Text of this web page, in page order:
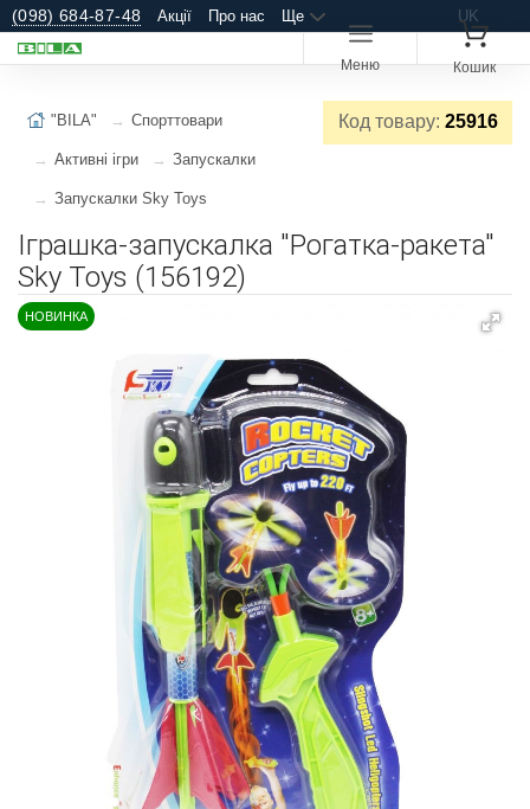
(098) 684-87-48 Акції Про нас Ще UK
Меню Кошик
Код товару: 25916
"BILA" Спорттовари
Активні ігри Запускалки
Запускалки Sky Toys
Іграшка-запускалка "Рогатка-ракета"
Sky Toys (156192)
НОВИНКА